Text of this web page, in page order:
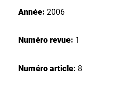
Année: 2006
Numéro revue: 1
Numéro article: 8